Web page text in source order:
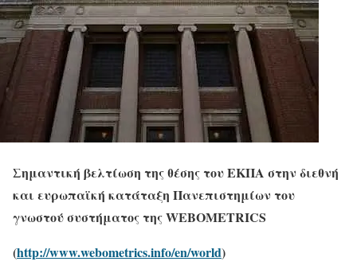
Σημαντική βελτίωση της θέσης του ΕΚΠΑ στην διεθνή
και ευρωπαϊκή κατάταξη Πανεπιστημίων του
γνωστού συστήματος τηςWEBOMETRICS
(http://www.webometrics.info/en/world)